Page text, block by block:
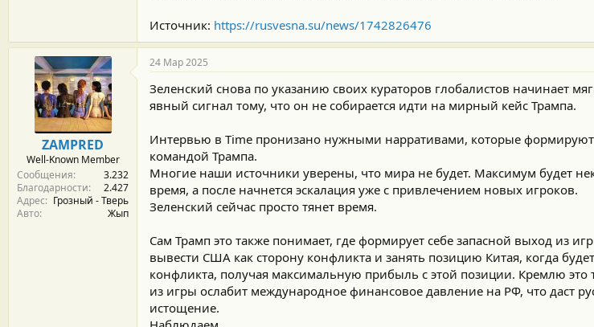
Источник: https://rusvesna.su/news/1742826476
ZAMPRED
Well-Known Member
Сообщения
3.232
Благодарности
2.427
Адрес
Грозный - Тверь
Авто
Жып
24 Мар 2025
Зеленский снова по указанию своих кураторов глобалистов начинает
явный сигнал тому, что он не собирается идти на мирный кейс Трампа.
Интервью в Time пронизано нужными нарративами, которые
командой Трампа.
Многие наши источники уверены, что мира не будет. Максимум будет
время, а после начнется эскалация уже с привлечением новых игроков.
Зеленский сейчас просто тянет время.
Сам Трамп это также понимает, где формирует себе запасной выход из
вывести США как сторону конфликта и занять позицию Китая, когда
конфликта, получая максимальную прибыль с этой позиции. Кремлю
из игры ослабит международное финансовое давление на РФ, что даст
истощение.